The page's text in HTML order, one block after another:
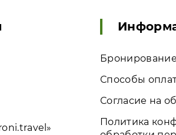
Способы
Согласие на
Политика